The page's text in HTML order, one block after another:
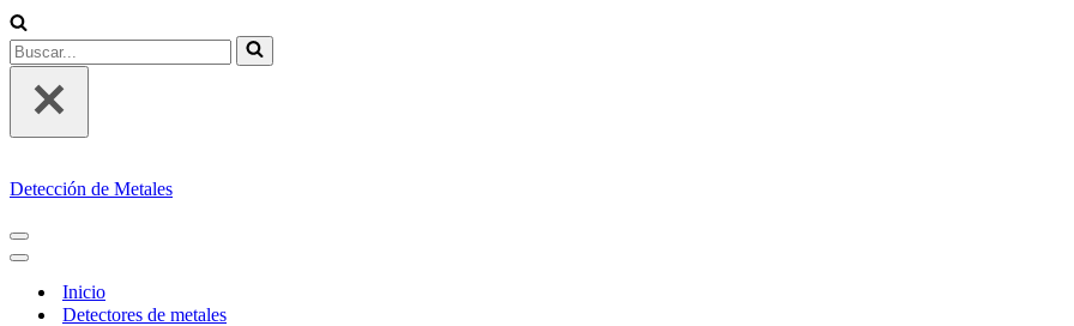
Buscar...
Detección de Metales
MENÚ
DE
NAVEGACIÓN
MENÚ
DE
NAVEGACIÓN
Inicio
Detectores de metales